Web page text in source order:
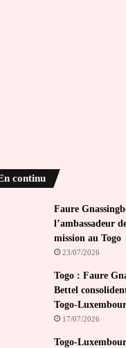
continu
Faure
l’ambassadeur
mission au Togo
23/07/2026
Togo : Faure
Bettel
Togo-
17/07/2026
Togo-